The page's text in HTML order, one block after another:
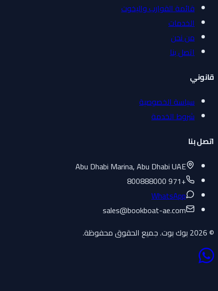
قائمة القوارب واليخوت
الخدمات
من نحن
اتصل بنا
قانوني
سياسة الخصوصية
شروط الخدمة
اتصل بنا
Abu Dhabi Marina, Abu Dhabi UAE
+971 800888000
WhatsApp
sales@bookboat-ae.com
© 2026 بوك بوت. جميع الحقوق محفوظة.